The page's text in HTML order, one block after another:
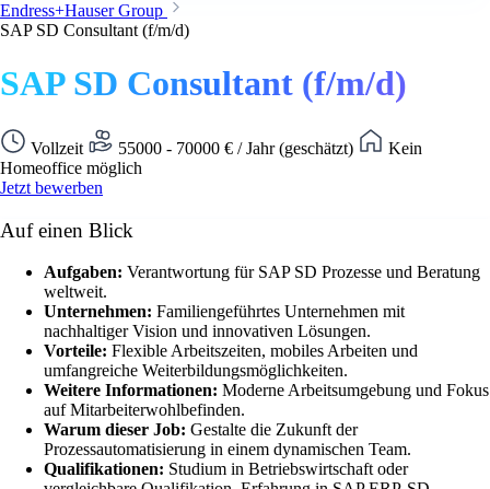
Endress+Hauser Group
SAP SD Consultant (f/m/d)
SAP SD Consultant (f/m/d)
Vollzeit 55000 - 70000 € / Jahr (geschätzt)
Kein
Homeoffice möglich
Jetzt bewerben
Auf einen Blick
Aufgaben: Verantwortung für SAP SD Prozesse und Beratung
weltweit.
Unternehmen: Familiengeführtes Unternehmen mit
nachhaltiger Vision und innovativen Lösungen.
Vorteile: Flexible Arbeitszeiten, mobiles Arbeiten und
umfangreiche Weiterbildungsmöglichkeiten.
Weitere Informationen: Moderne Arbeitsumgebung und Fokus
auf Mitarbeiterwohlbefinden.
Warum dieser Job: Gestalte die Zukunft der
Prozessautomatisierung in einem dynamischen Team.
Qualifikationen: Studium in Betriebswirtschaft oder